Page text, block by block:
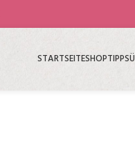
STARTSEITESHOPTIPPS